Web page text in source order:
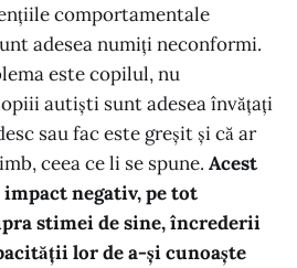
comportamentale
adesea numiți neconformi.
este copilul, nu
autiști sunt adesea învățați
sau fac este greșit și că ar
ceea ce li se spune. Acest
negativ, pe tot
stimei de sine, încrederii
lor de a-și cunoaște